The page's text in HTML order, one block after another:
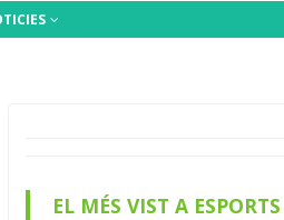
EL MÉS VIST A ESPORTS